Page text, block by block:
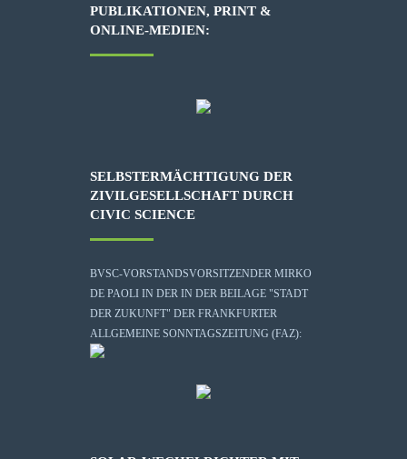
PUBLIKATIONEN, PRINT &
ONLINE-MEDIEN:
SELBSTERMÄCHTIGUNG DER
ZIVILGESELLSCHAFT DURCH
CIVIC SCIENCE
BVSC-VORSTANDSVORSITZENDER MIRKO
DE PAOLI IN DER IN DER BEILAGE "STADT
DER ZUKUNFT" DER FRANKFURTER
ALLGEMEINE SONNTAGSZEITUNG (FAZ):